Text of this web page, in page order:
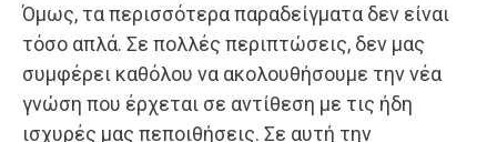
Όμως, τα περισσότερα παραδείγματα δεν είναι
τόσο απλά. Σε πολλές περιπτώσεις, δεν μας
συμφέρει καθόλου να ακολουθήσουμε την νέα
γνώση που έρχεται σε αντίθεση με τις ήδη
ισχυρές μας πεποιθήσεις. Σε αυτή την